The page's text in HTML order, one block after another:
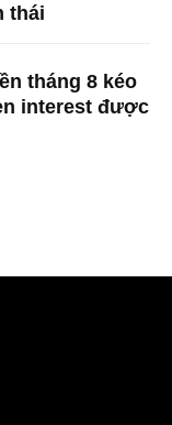
thái
tháng 8 kéo
interest được